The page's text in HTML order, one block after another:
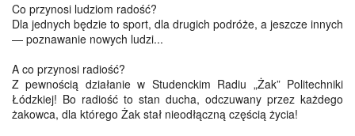
Co przynosi ludziom radość?
Dla jednych będzie to sport, dla drugich podróże, a jeszcze innych
— poznawanie nowych ludzi...
A co przynosi radiość?
Z pewnością działanie w Studenckim Radiu „Żak” Politechniki
Łódzkiej! Bo radiość to stan ducha, odczuwany przez każdego
żakowca, dla którego Żak stał nieodłączną częścią życia!